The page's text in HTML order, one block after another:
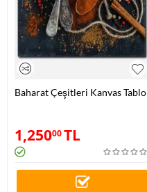
Baharat Çeşitleri Kanvas Tablo
1,25000TL